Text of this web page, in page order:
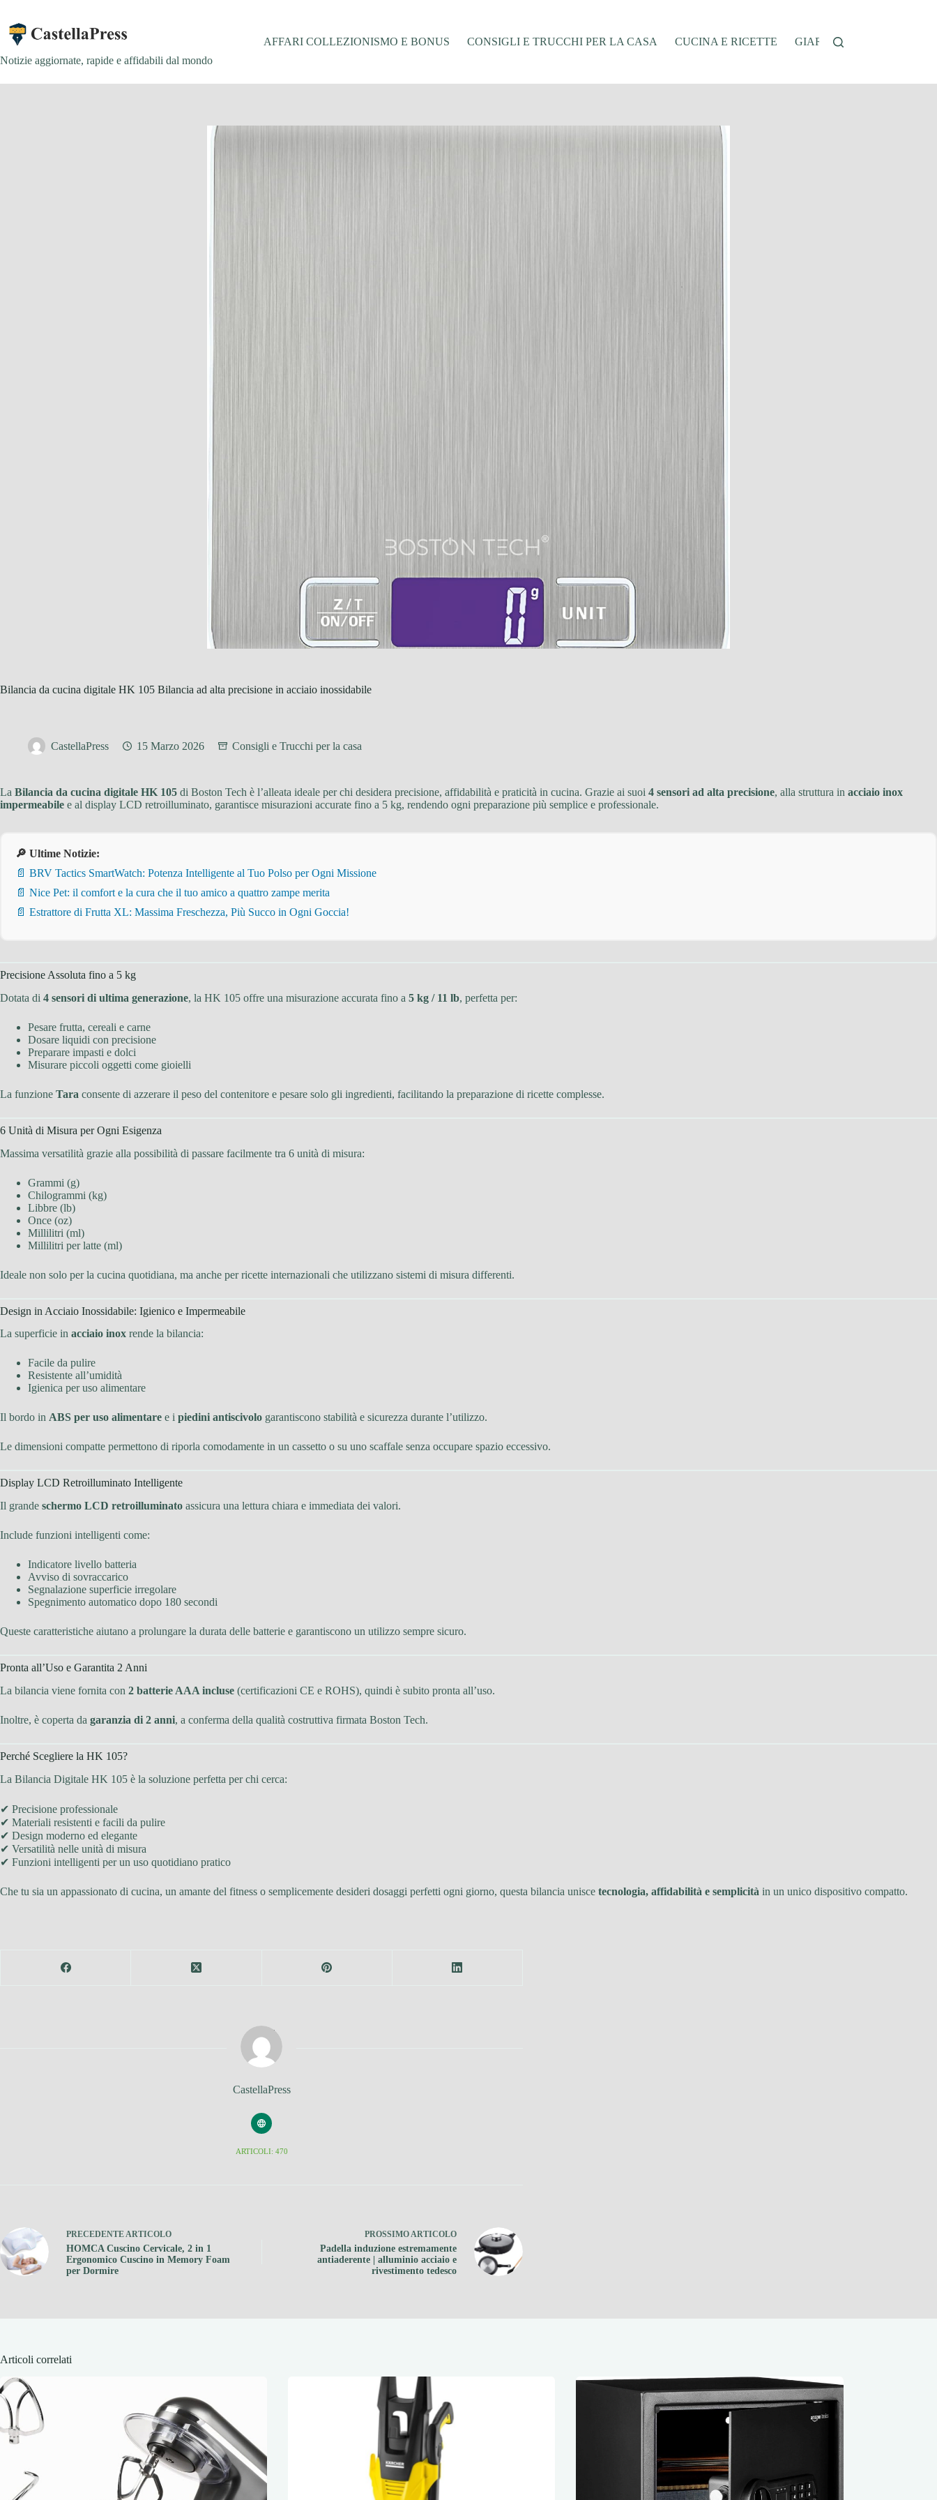
contenuto
Notizie aggiornate, rapide e affidabili dal mondo
AFFARI COLLEZIONISMO E BONUS CONSIGLI E TRUCCHI PER LA CASA CUCINA E RICETTE GIARDINAGGIO
Bilancia da cucina digitale HK 105 Bilancia ad alta precisione in acciaio inossidabile
CastellaPress 15 Marzo 2026 Consigli e Trucchi per la casa
La Bilancia da cucina digitale HK 105 di Boston Tech è l’alleata ideale per chi desidera precisione, affidabilità e praticità in cucina. Grazie ai suoi 4 sensori ad alta precisione, alla struttura in acciaio inox
impermeabile e al display LCD retroilluminato, garantisce misurazioni accurate fino a 5 kg, rendendo ogni preparazione più semplice e professionale.
🔎 Ultime Notizie:
📄 BRV Tactics SmartWatch: Potenza Intelligente al Tuo Polso per Ogni Missione
📄 Nice Pet: il comfort e la cura che il tuo amico a quattro zampe merita
📄 Estrattore di Frutta XL: Massima Freschezza, Più Succo in Ogni Goccia!
Precisione Assoluta fino a 5 kg
Dotata di 4 sensori di ultima generazione, la HK 105 offre una misurazione accurata fino a 5 kg / 11 lb, perfetta per:
Pesare frutta, cereali e carne
Dosare liquidi con precisione
Preparare impasti e dolci
Misurare piccoli oggetti come gioielli
La funzione Tara consente di azzerare il peso del contenitore e pesare solo gli ingredienti, facilitando la preparazione di ricette complesse.
6 Unità di Misura per Ogni Esigenza
Massima versatilità grazie alla possibilità di passare facilmente tra 6 unità di misura:
Grammi (g)
Chilogrammi (kg)
Libbre (lb)
Once (oz)
Millilitri (ml)
Millilitri per latte (ml)
Ideale non solo per la cucina quotidiana, ma anche per ricette internazionali che utilizzano sistemi di misura differenti.
Design in Acciaio Inossidabile: Igienico e Impermeabile
La superficie in acciaio inox rende la bilancia:
Facile da pulire
Resistente all’umidità
Igienica per uso alimentare
Il bordo in ABS per uso alimentare e i piedini antiscivolo garantiscono stabilità e sicurezza durante l’utilizzo.
Le dimensioni compatte permettono di riporla comodamente in un cassetto o su uno scaffale senza occupare spazio eccessivo.
Display LCD Retroilluminato Intelligente
Il grande schermo LCD retroilluminato assicura una lettura chiara e immediata dei valori.
Include funzioni intelligenti come:
Indicatore livello batteria
Avviso di sovraccarico
Segnalazione superficie irregolare
Spegnimento automatico dopo 180 secondi
Queste caratteristiche aiutano a prolungare la durata delle batterie e garantiscono un utilizzo sempre sicuro.
Pronta all’Uso e Garantita 2 Anni
La bilancia viene fornita con 2 batterie AAA incluse (certificazioni CE e ROHS), quindi è subito pronta all’uso.
Inoltre, è coperta da garanzia di 2 anni, a conferma della qualità costruttiva firmata Boston Tech.
Perché Scegliere la HK 105?
La Bilancia Digitale HK 105 è la soluzione perfetta per chi cerca:
✔ Precisione professionale
✔ Materiali resistenti e facili da pulire
✔ Design moderno ed elegante
✔ Versatilità nelle unità di misura
✔ Funzioni intelligenti per un uso quotidiano pratico
Che tu sia un appassionato di cucina, un amante del fitness o semplicemente desideri dosaggi perfetti ogni giorno, questa bilancia unisce tecnologia, affidabilità e semplicità in un unico dispositivo compatto.
CastellaPress
ARTICOLI: 470
PRECEDENTE ARTICOLO
HOMCA Cuscino Cervicale, 2 in 1
Ergonomico Cuscino in Memory Foam
per Dormire
PROSSIMO ARTICOLO
Padella induzione estremamente
antiaderente | alluminio acciaio e
rivestimento tedesco
Articoli correlati